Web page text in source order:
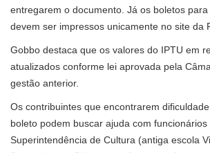
entregarem o documento. Já os boletos
devem ser impressos unicamente no site da
Gobbo destaca que os valores do IPTU em
atualizados conforme lei aprovada pela
gestão anterior.
Os contribuintes que encontrarem
boleto podem buscar ajuda com
Superintendência de Cultura (antiga escola